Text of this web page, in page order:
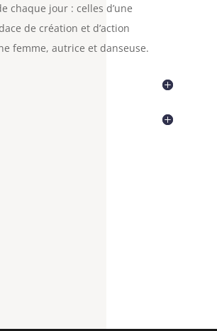
chaque jour : celles d’une
de création et d’action
femme, autrice et danseuse.